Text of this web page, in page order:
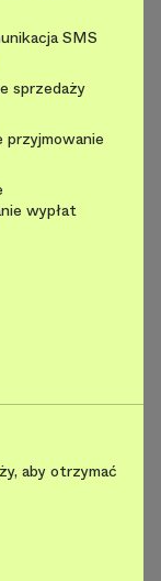
SMS
sprzedaży
przyjmowanie
wypłat
aby otrzymać